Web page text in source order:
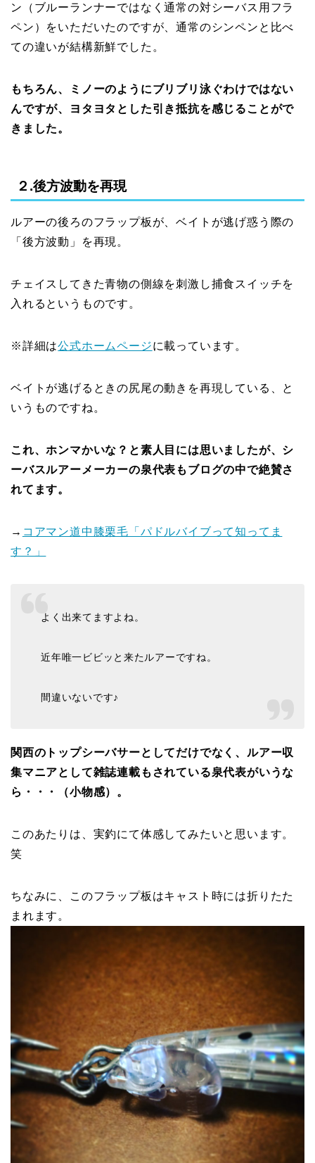
ン（ブルーランナーではなく通常の対シーバス用フラ
ペン）をいただいたのですが、通常のシンペンと比べ
ての違いが結構新鮮でした。
もちろん、ミノーのようにブリブリ泳ぐわけではない
んですが、ヨタヨタとした引き抵抗を感じることがで
きました。
２.後方波動を再現
ルアーの後ろのフラップ板が、ベイトが逃げ惑う際の
「後方波動」を再現。
チェイスしてきた青物の側線を刺激し捕食スイッチを
入れるというものです。
※詳細は公式ホームページに載っています。
ベイトが逃げるときの尻尾の動きを再現している、と
いうものですね。
これ、ホンマかいな？と素人目には思いましたが、シ
ーバスルアーメーカーの泉代表もブログの中で絶賛さ
れてます。
→ コアマン道中膝栗毛「パドルバイブって知ってま
す？」
よく出来てますよね。
近年唯一ビビッと来たルアーですね。
間違いないです♪
関西のトップシーバサーとしてだけでなく、ルアー収
集マニアとして雑誌連載もされている泉代表がいうな
ら・・・（小物感）。
このあたりは、実釣にて体感してみたいと思います。
笑
ちなみに、このフラップ板はキャスト時には折りたた
まれます。